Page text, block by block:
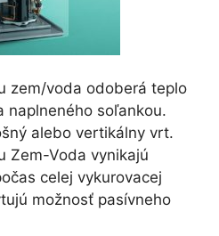
zem/voda odoberá teplo
naplneného soľankou.
alebo vertikálny vrt.
Zem-Voda vynikajú
celej vykurovacej
možnosť pasívneho